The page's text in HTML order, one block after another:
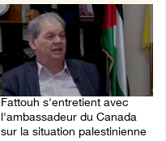
Fattouh s'entretient avec
l'ambassadeur du Canada
sur la situation palestinienne